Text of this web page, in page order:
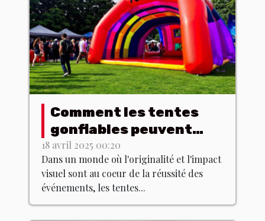
Comment les tentes
gonflables peuvent
dynamiser vos
événements
18 avril 2025 00:20
Dans un monde où l'originalité et l'impact
visuel sont au coeur de la réussité des
événements, les tentes...